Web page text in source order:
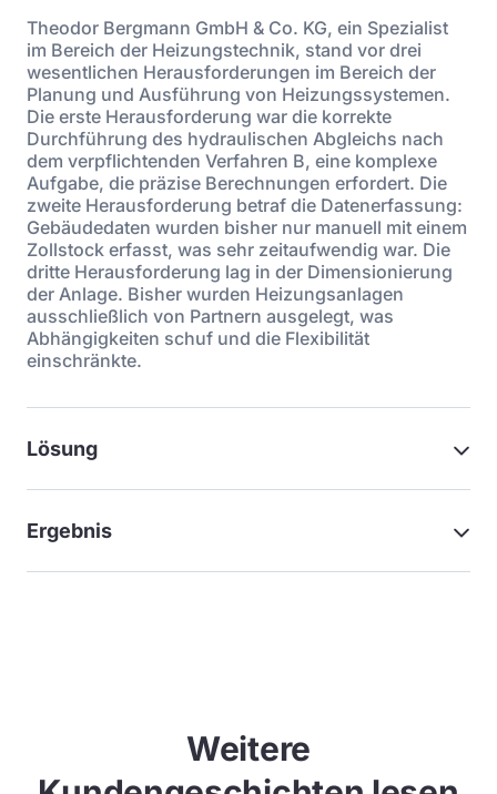
Theodor Bergmann GmbH & Co. KG, ein Spezialist
im Bereich der Heizungstechnik, stand vor drei
wesentlichen Herausforderungen im Bereich der
Planung und Ausführung von Heizungssystemen.
Die erste Herausforderung war die korrekte
Durchführung des hydraulischen Abgleichs nach
dem verpflichtenden Verfahren B, eine komplexe
Aufgabe, die präzise Berechnungen erfordert. Die
zweite Herausforderung betraf die Datenerfassung:
Gebäudedaten wurden bisher nur manuell mit einem
Zollstock erfasst, was sehr zeitaufwendig war. Die
dritte Herausforderung lag in der Dimensionierung
der Anlage. Bisher wurden Heizungsanlagen
ausschließlich von Partnern ausgelegt, was
Abhängigkeiten schuf und die Flexibilität
einschränkte.
Lösung
Ergebnis
Weitere